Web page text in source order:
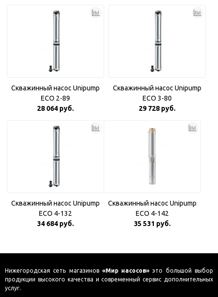
Скважинный насос Unipump
ECO 2-89
28 064 руб.
Скважинный насос Unipump
ECO 3-80
29 728 руб.
Скважинный насос Unipump
ECO 4-132
34 684 руб.
Скважинный насос Unipump
ECO 4-142
35 531 руб.
Нижегородская сеть магазинов «Мир насосов» это большой выбор
продукции высокого качества и современный сервис дополнительных
услуг.